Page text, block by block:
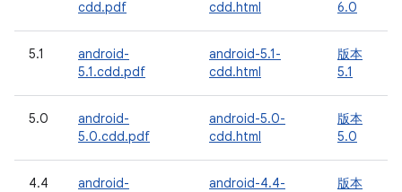
cdd.pdf
cdd.html
6.0
5.1
android-
5.1.cdd.pdf
android-5.1-
cdd.html
版本
5.1
5.0
android-
5.0.cdd.pdf
android-5.0-
cdd.html
版本
5.0
4.4
android-
android-4.4-
版本